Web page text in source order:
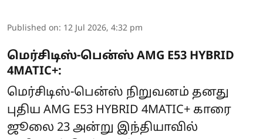
Published on: 12 Jul 2026, 4:32 pm
மெர்சிடிஸ்-பென்ஸ் AMG E53 HYBRID
4MATIC+:
மெர்சிடிஸ்-பென்ஸ் நிறுவனம் தனது
புதிய AMG E53 HYBRID 4MATIC+ காரை
ஜூலை 23 அன்று இந்தியாவில்